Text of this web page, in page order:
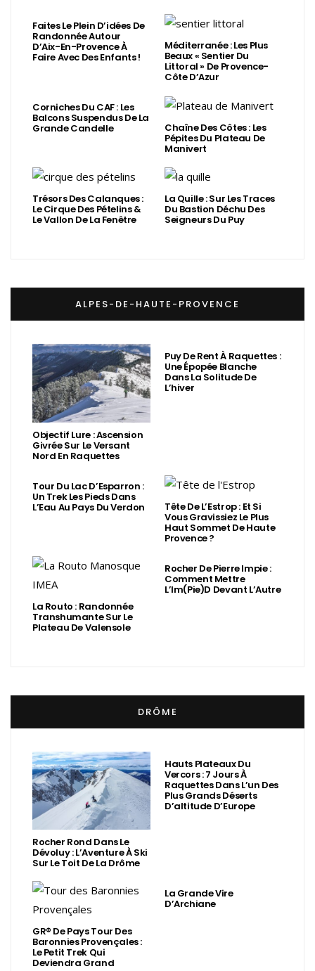
Faites Le Plein D’idées De
Randonnée Autour
D’Aix-En-Provence À
Faire Avec Des Enfants !
Méditerranée : Les Plus
Beaux « Sentier Du
Littoral » De Provence-
Côte D’Azur
Corniches Du CAF : Les
Balcons Suspendus De La
Grande Candelle Chaîne Des Côtes : Les
Pépites Du Plateau De
Manivert
Trésors Des Calanques :
Le Cirque Des Pételins &
Le Vallon De La Fenêtre
La Quille : Sur Les Traces
Du Bastion Déchu Des
Seigneurs Du Puy
ALPES-DE-HAUTE-PROVENCE
Objectif Lure : Ascension
Givrée Sur Le Versant
Nord En Raquettes
Puy De Rent À Raquettes :
Une Épopée Blanche
Dans La Solitude De
L’hiver
Tour Du Lac D’Esparron :
Un Trek Les Pieds Dans
L’Eau Au Pays Du Verdon Tête De L’Estrop : Et Si
Vous Gravissiez Le Plus
Haut Sommet De Haute
Provence ?
La Routo : Randonnée
Transhumante Sur Le
Plateau De Valensole
Rocher De Pierre Impie :
Comment Mettre
L’Im(Pie)d Devant L’Autre
DRÔME
Rocher Rond Dans Le
Dévoluy : L’Aventure À Ski
Sur Le Toit De La Drôme
Hauts Plateaux Du
Vercors : 7 Jours À
Raquettes Dans L’un Des
Plus Grands Déserts
D’altitude D’Europe
GR® De Pays Tour Des
Baronnies Provençales :
Le Petit Trek Qui
Deviendra Grand
La Grande Vire
D’Archiane